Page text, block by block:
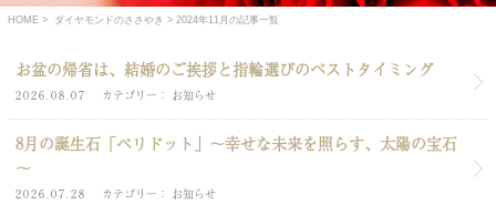
HOME ダイヤモンドのささやき 2024年11月の記事一覧
お盆の帰省は、結婚のご挨拶と指輪選びのベストタイミング
2026.08.07 カテゴリー お知らせ
8月の誕生石「ペリドット」～幸せな未来を照らす、太陽の宝石
～
2026.07.28 カテゴリー お知らせ